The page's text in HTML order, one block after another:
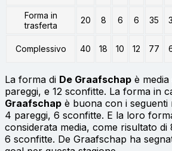
Forma in
trasferta
20 8 6 6 35
Complessivo 40 18 10 12 77
La forma di De Graafschap è
pareggi, e 12 sconfitte. La forma in
Graafschap è buona con i seguenti
4 pareggi, 6 sconfitte. E la loro
considerata media, come risultato
6 sconfitte. De Graafschap ha